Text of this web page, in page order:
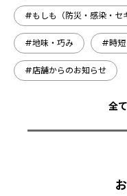
#もしも（防災・感染・セ
#地味・巧み #時短
#店舗からのお知らせ
全